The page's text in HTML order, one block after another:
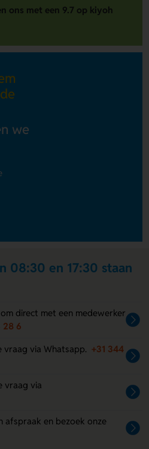
ons met een 9.7 op kiyoh
we
08:30 en 17:30 staan
direct met een medewerker
28 6
vraag via Whatsapp. +31 344
vraag via
afspraak en bezoek onze